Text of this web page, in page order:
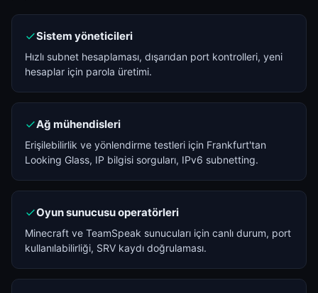
Sistem yöneticileri
Hızlı subnet hesaplaması, dışarıdan port kontrolleri, yeni
hesaplar için parola üretimi.
Ağ mühendisleri
Erişilebilirlik ve yönlendirme testleri için Frankfurt'tan
Looking Glass, IP bilgisi sorguları, IPv6 subnetting.
Oyun sunucusu operatörleri
Minecraft ve TeamSpeak sunucuları için canlı durum, port
kullanılabilirliği, SRV kaydı doğrulaması.